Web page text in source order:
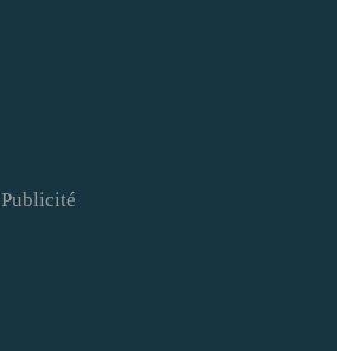
Publicité